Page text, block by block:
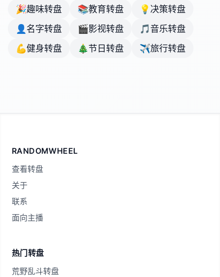
🎉趣味转盘 📚教育转盘 💡决策转盘
👤 名字转盘 🎬影视转盘 🎵音乐转盘
💪健身转盘 🎄节日转盘 ✈️旅行转盘
RANDOMWHEEL
查看转盘
关于
联系
面向主播
热门转盘
荒野乱斗转盘